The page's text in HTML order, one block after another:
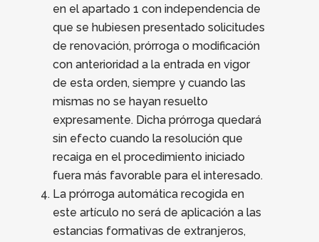
en el apartado 1 con independencia de
que se hubiesen presentado solicitudes
de renovación, prórroga o modificación
con anterioridad a la entrada en vigor
de esta orden, siempre y cuando las
mismas no se hayan resuelto
expresamente. Dicha prórroga quedará
sin efecto cuando la resolución que
recaiga en el procedimiento iniciado
fuera más favorable para el interesado.
La prórroga automática recogida en
este artículo no será de aplicación a las
estancias formativas de extranjeros,